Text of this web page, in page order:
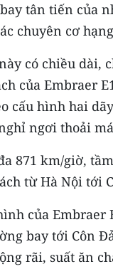
tân tiến của
chuyên cơ
có chiều dài,
của Embraer
cấu hình hai
ngơi thoải
871 km/giờ,
từ Hà Nội tới
của Embraer
bay tới Côn
rãi, suất ăn